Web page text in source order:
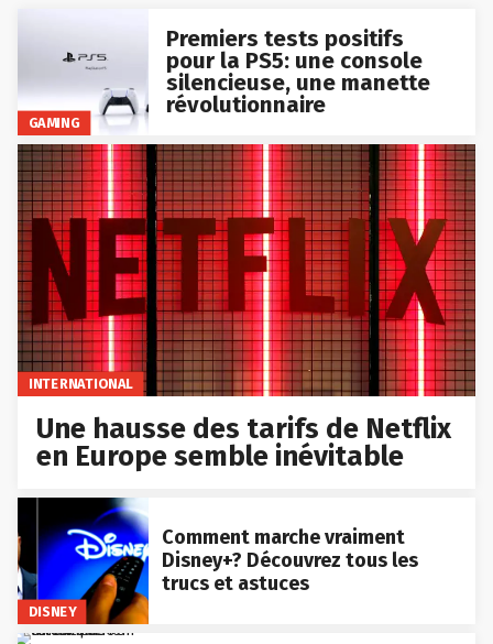
GAMING
Premiers tests positifs
pour la PS5: une console
silencieuse, une manette
révolutionnaire
INTERNATIONAL
Une hausse des tarifs de Netflix
en Europe semble inévitable
DISNEY
Comment marche vraiment
Disney+? Découvrez tous les
trucs et astuces